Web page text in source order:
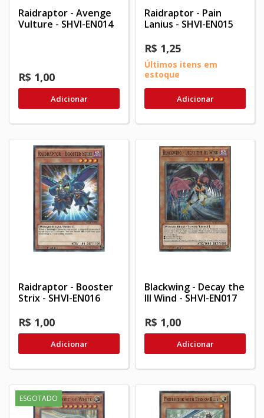
Raidraptor - Avenge
Vulture - SHVI-EN014
R$ 1,00
Adicionar
Raidraptor - Pain
Lanius - SHVI-EN015
R$ 1,25
Últimos itens em
estoque
Adicionar
Raidraptor - Booster
Strix - SHVI-EN016
R$ 1,00
Adicionar
Blackwing - Decay the
Ill Wind - SHVI-EN017
R$ 1,00
Adicionar
ESGOTADO